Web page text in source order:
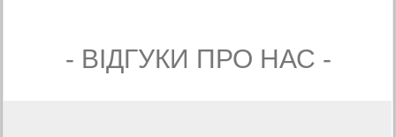
- ВIДГУКИ ПРО НАС -